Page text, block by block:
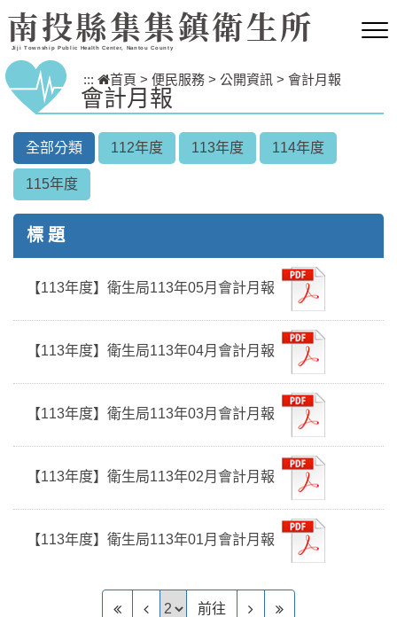
跳到主要內容區塊
南投縣集集鎮衛生所
Jiji Township Public Health Center, Nantou County
::: 首頁 > 便民服務 > 公開資訊 > 會計月報
會計月報
全部分類 112年度 113年度 114年度
115年度
標 題
【113年度】衛生局113年05月會計月報
【113年度】衛生局113年04月會計月報
【113年度】衛生局113年03月會計月報
【113年度】衛生局113年02月會計月報
【113年度】衛生局113年01月會計月報
前往頁前往